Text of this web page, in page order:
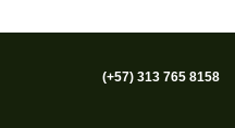
(+57) 313 765 8158